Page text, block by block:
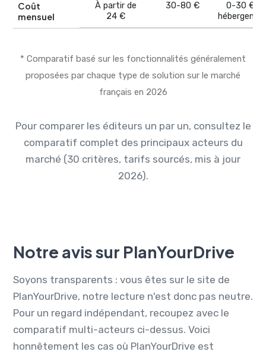
Coût
mensuel
À partir de
24 €
30-80 €
0-30 € +
* Comparatif basé sur les fonctionnalités généralement
proposées par chaque type de solution sur le marché
français en 2026
Pour comparer les éditeurs un par un, consultez le
comparatif complet des principaux acteurs du
marché (30 critères, tarifs sourcés, mis à jour
2026).
Notre avis sur PlanYourDrive
Soyons transparents : vous êtes sur le site de
PlanYourDrive, notre lecture n'est donc pas neutre.
Pour un regard indépendant, recoupez avec le
comparatif multi-acteurs ci-dessus. Voici
honnêtement les cas où PlanYourDrive est